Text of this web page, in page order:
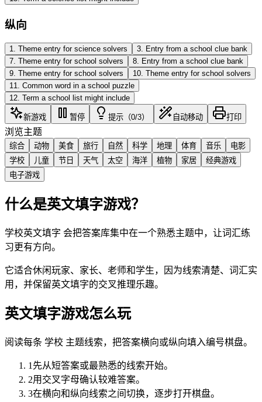
纵向
1 Theme entry for science solvers 3 Entry from a school clue bank
7 Theme entry for school solvers 8 Entry from a school clue bank
9 Theme entry for school solvers 10 Theme entry for school solvers
11
Common word in a school puzzle
12 Term a school list might include
新游戏 暂停 提示（0/3） 自动移动 打印
浏览主题
综合 动物 美食 旅行 自然 科学 地理 体育 音乐
电影
学校
儿童 节日 天气 太空 海洋 植物 家居
经典游戏
电子游戏
什么是英文填字游戏？
学校英文填字 会把答案库集中在一个熟悉主题中，让词汇练
习更有方向。
它适合休闲玩家、家长、老师和学生，因为线索清楚、词汇实
用，并保留英文填字的交叉推理乐趣。
英文填字游戏怎么玩
阅读每条 学校 主题线索，把答案横向或纵向填入编号棋盘。
1 先从短答案或最熟悉的线索开始。
2用交叉字母确认较难答案。
3在横向和纵向线索之间切换，逐步打开棋盘。